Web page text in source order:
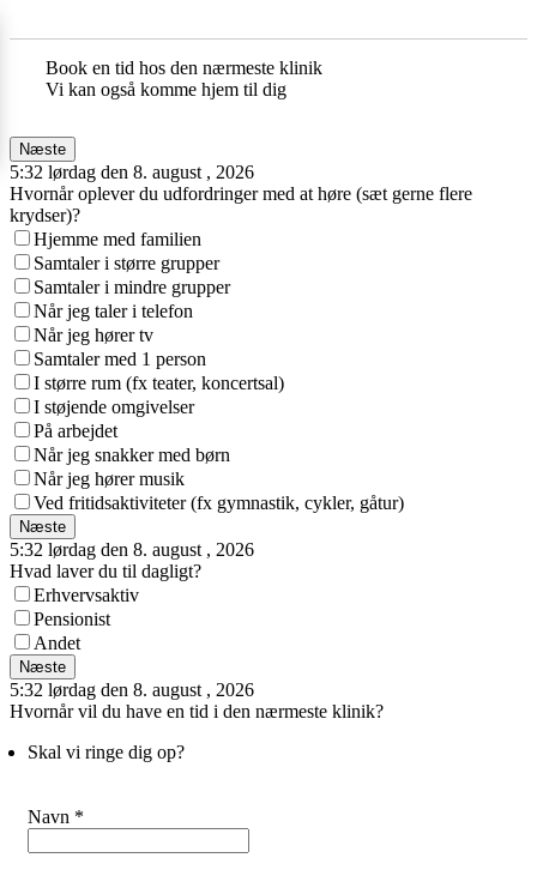
Book en tid hos den nærmeste klinik
Vi kan også komme hjem til dig
Næste
5:32 lørdag den 8. august , 2026
Hvornår oplever du udfordringer med at høre (sæt gerne flere
krydser)?
Hjemme med familien
Samtaler i større grupper
Samtaler i mindre grupper
Når jeg taler i telefon
Når jeg hører tv
Samtaler med 1 person
I større rum (fx teater, koncertsal)
I støjende omgivelser
På arbejdet
Når jeg snakker med børn
Når jeg hører musik
Ved fritidsaktiviteter (fx gymnastik, cykler, gåtur)
Næste
5:32 lørdag den 8. august , 2026
Hvad laver du til dagligt?
Erhvervsaktiv
Pensionist
Andet
Næste
5:32 lørdag den 8. august , 2026
Hvornår vil du have en tid i den nærmeste klinik?
Skal vi ringe dig op?
Navn *